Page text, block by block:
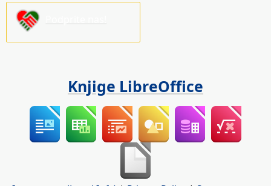
Knjige LibreOffice